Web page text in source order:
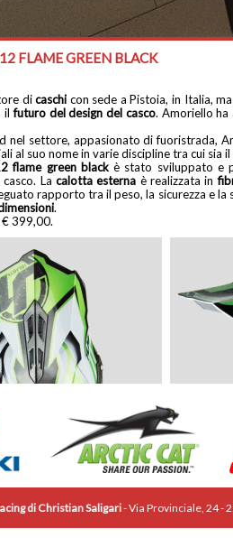
FLAME GREEN BLACK
dicaschi con sede a Pistoia, in Italia,
ilfuturo del design del casco. Amoriello ha
nel settore, appasionato di fuoristrada,
al suo nome in varie discipline tra cui
flame green blackè stato sviluppato e
casco. Lacalotta esterna è realizzata in
rapporto tra il peso, la sicurezza e la
.
399,00.
di Christian Saligari- Via Provinciale, 24 -